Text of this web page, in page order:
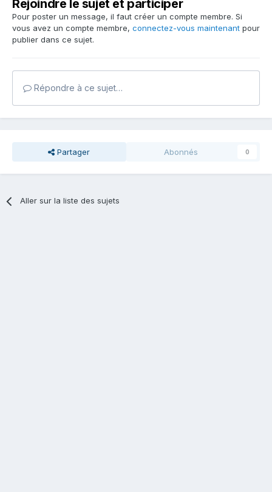
Rejoindre le sujet et participer
Pour poster un message, il faut créer un compte membre. Si
vous avez un compte membre, connectez-vous maintenant pour
publier dans ce sujet.
Répondre à ce sujet…
Partager Abonnés 0
Aller sur la liste des sujets